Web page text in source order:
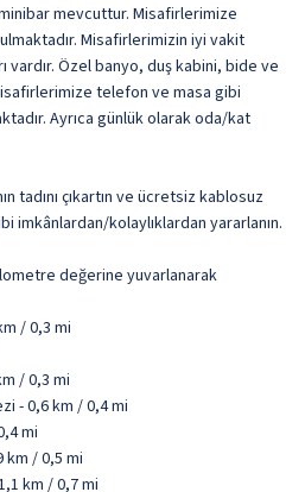
mevcuttur. Misafirlerimize
Misafirlerimizin iyi vakit
vardır. Özel banyo, duş kabini, bide ve
telefon ve masa gibi
Ayrıca günlük olarak oda/kat
tadını çıkartın ve ücretsiz kablosuz
kolaylıklardan yararlanın.
değerine yuvarlanarak
/ 0,3 mi
/ 0,3 mi
- 0,6 km / 0,4 mi
mi
km / 0,5 mi
km / 0,7 mi